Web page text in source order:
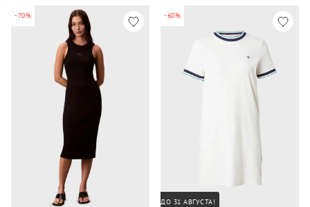
-70% -60%
ДО 31 АВГУСТА!